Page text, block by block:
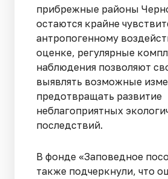
прибрежные районы
остаются крайне
антропогенному
оценке, регулярные
наблюдения позволяют
выявлять возможные
предотвращать развитие
неблагоприятных
последствий.
В фонде «Заповедное
также подчеркнули, что